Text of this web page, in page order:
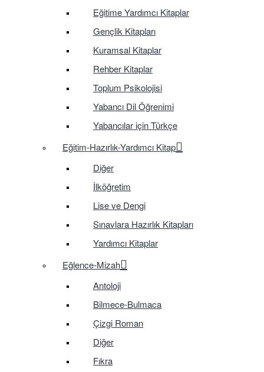
Eğitime Yardımcı Kitaplar
Gençlik Kitapları
Kuramsal Kitaplar
Rehber Kitaplar
Toplum Psikolojisi
Yabancı Dil Öğrenimi
Yabancılar için Türkçe
Eğitim-Hazırlık-Yardımcı Kitap
Diğer
İlköğretim
Lise ve Dengi
Sınavlara Hazırlık Kitapları
Yardımcı Kitaplar
Eğlence-Mizah
Antoloji
Bilmece-Bulmaca
Çizgi Roman
Diğer
Fıkra